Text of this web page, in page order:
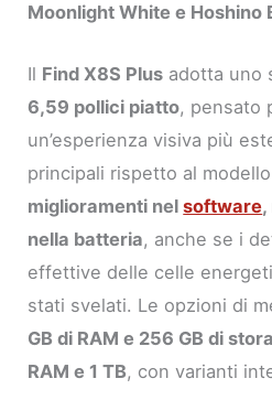
Moonlight White e Hoshino
Il Find X8S Plus adotta uno
6,59 pollici piatto, pensato
un’esperienza visiva più
principali rispetto al
miglioramenti nelsoftware,
nella batteria, anche se i
effettive delle celle
stati svelati. Le opzioni di
GB di RAM e 256 GB di
RAM e 1 TB, con varianti